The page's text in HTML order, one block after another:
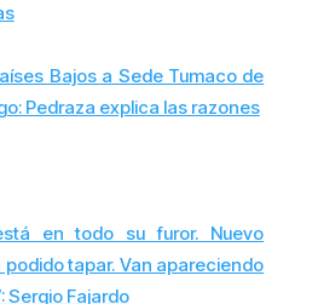
Bajos a Sede Tumaco de
Pedraza explica las razones
en todo su furor. Nuevo
podido tapar. Van apareciendo
Sergio Fajardo